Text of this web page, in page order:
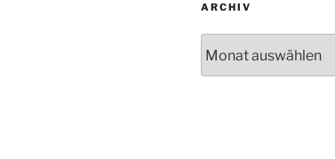
ARCHIV